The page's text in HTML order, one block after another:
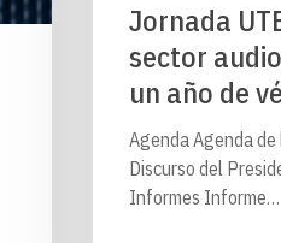
Jornada
sector
un año de
Agenda Agenda
Discurso del
Informes Informe…